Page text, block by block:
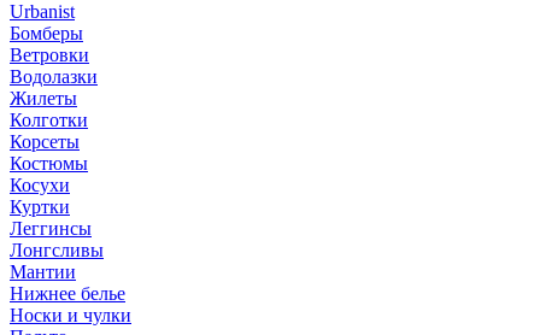
Urbanist
Бомберы
Ветровки
Водолазки
Жилеты
Колготки
Корсеты
Костюмы
Косухи
Куртки
Леггинсы
Лонгсливы
Мантии
Нижнее белье
Носки и чулки